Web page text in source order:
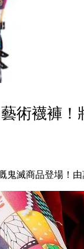
術襪褲！
鬼滅商品登場！